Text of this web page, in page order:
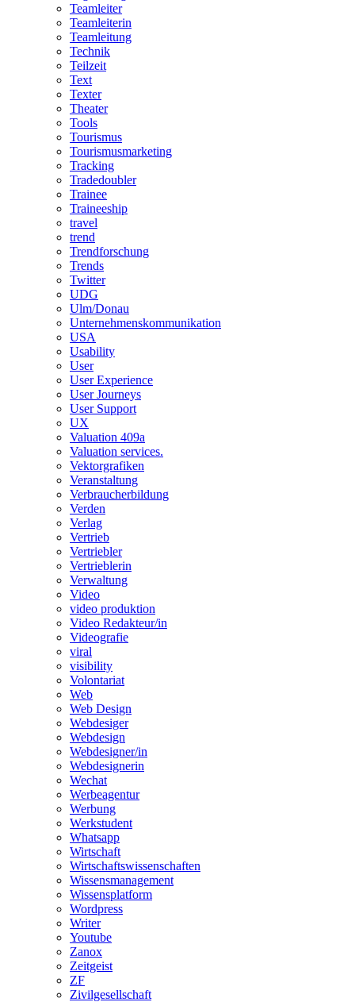
Teamleiter
Teamleiterin
Teamleitung
Technik
Teilzeit
Text
Texter
Theater
Tools
Tourismus
Tourismusmarketing
Tracking
Tradedoubler
Trainee
Traineeship
travel
trend
Trendforschung
Trends
Twitter
UDG
Ulm/Donau
Unternehmenskommunikation
USA
Usability
User
User Experience
User Journeys
User Support
UX
Valuation 409a
Valuation services.
Vektorgrafiken
Veranstaltung
Verbraucherbildung
Verden
Verlag
Vertrieb
Vertriebler
Vertrieblerin
Verwaltung
Video
video produktion
Video Redakteur/in
Videografie
viral
visibility
Volontariat
Web
Web Design
Webdesiger
Webdesign
Webdesigner/in
Webdesignerin
Wechat
Werbeagentur
Werbung
Werkstudent
Whatsapp
Wirtschaft
Wirtschaftswissenschaften
Wissensmanagement
Wissensplatform
Wordpress
Writer
Youtube
Zanox
Zeitgeist
ZF
Zivilgesellschaft